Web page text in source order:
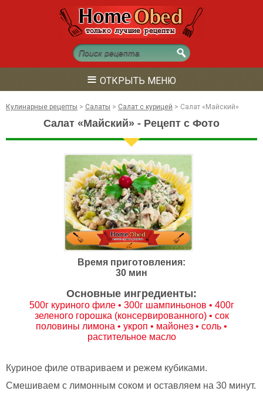
≡ ОТКРЫТЬ МЕНЮ
Кулинарные рецепты > Салаты > Салат с курицей > Салат «Майский»
Салат «Майский» - Рецепт с Фото
Время приготовления:
30 мин
Основные ингредиенты:
500г куриного филе • 300г шампиньонов • 400г
зеленого горошка (консервированного) • сок
половины лимона • укроп • майонез • соль •
растительное масло
Куриное филе отвариваем и режем кубиками.
Смешиваем с лимонным соком и оставляем на 30 минут.